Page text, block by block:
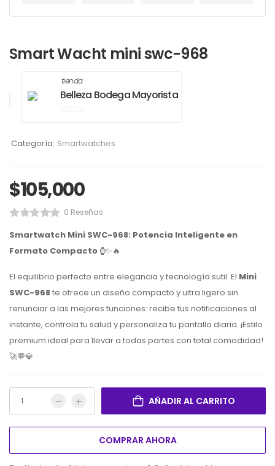
Smart Wacht mini swc-968
tienda
Belleza Bodega Mayorista
5
Categoría: Smartwatches
$105,000
0 Reseñas
Smartwatch Mini SWC-968: Potencia Inteligente en
Formato Compacto ⌚️✨🔥
El equilibrio perfecto entre elegancia y tecnología sutil. El Mini
SWC-968te ofrece un diseño compacto y ultra ligero sin
renunciar a las mejores funciones: recibe tus notificaciones al
instante, controla tu salud y personaliza tu pantalla diaria. ¡Estilo
premium ideal para llevar a todas partes con total comodidad!
🚀💬💎
AÑADIR AL CARRITO
COMPRAR AHORA